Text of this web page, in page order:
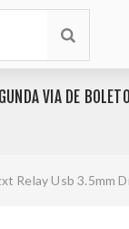
VIA DE BOLETO
Relay Usb 3.5mm